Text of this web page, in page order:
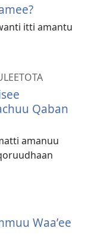
itti amantu
Qaban
amanuu
Waaʼee